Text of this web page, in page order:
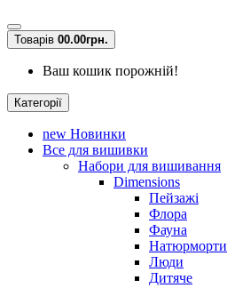
Товарів 00.00грн.
Ваш кошик порожній!
Категорії
new Новинки
Все для вишивки
Набори для вишивання
Dimensions
Пейзажі
Флора
Фауна
Натюрморти
Люди
Дитяче